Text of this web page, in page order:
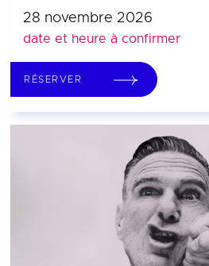
28 novembre 2026
date et heure à confirmer
RÉSERVER